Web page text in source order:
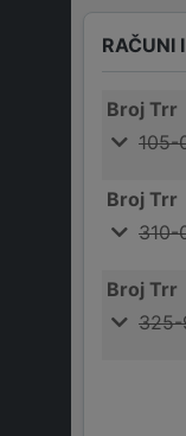
RAČUNI
Broj Trr
105-
Broj Trr
310-
Broj Trr
325-